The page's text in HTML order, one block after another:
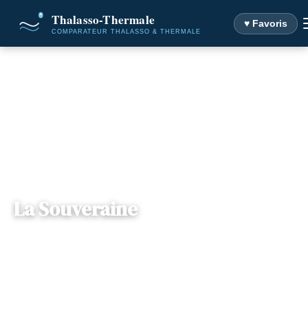
♥ Favoris
La Souveraine